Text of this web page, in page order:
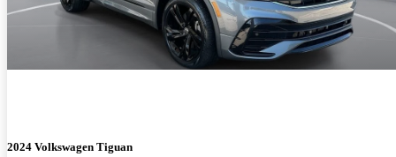
2024 Volkswagen Tiguan